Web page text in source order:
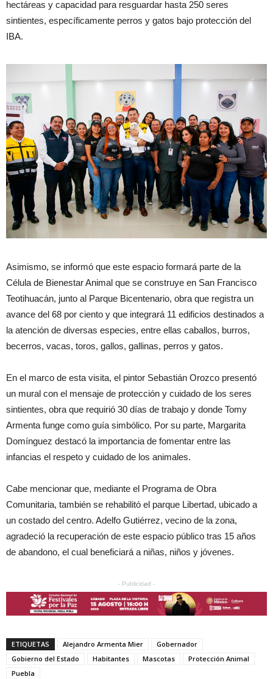
hectáreas y capacidad para resguardar hasta 250 seres
sintientes, específicamente perros y gatos bajo protección del
IBA.
Asimismo, se informó que este espacio formará parte de la
Célula de Bienestar Animal que se construye en San Francisco
Teotihuacán, junto al Parque Bicentenario, obra que registra un
avance del 68 por ciento y que integrará 11 edificios destinados a
la atención de diversas especies, entre ellas caballos, burros,
becerros, vacas, toros, gallos, gallinas, perros y gatos.
En el marco de esta visita, el pintor Sebastián Orozco presentó
un mural con el mensaje de protección y cuidado de los seres
sintientes, obra que requirió 30 días de trabajo y donde Tomy
Armenta funge como guía simbólico. Por su parte, Margarita
Domínguez destacó la importancia de fomentar entre las
infancias el respeto y cuidado de los animales.
Cabe mencionar que, mediante el Programa de Obra
Comunitaria, también se rehabilitó el parque Libertad, ubicado a
un costado del centro. Adelfo Gutiérrez, vecino de la zona,
agradeció la recuperación de este espacio público tras 15 años
de abandono, el cual beneficiará a niñas, niños y jóvenes.
- Publicidad -
ETIQUETAS Alejandro Armenta Mier
Gobernador
Gobierno del Estado
Habitantes Mascotas
Protección Animal
Puebla